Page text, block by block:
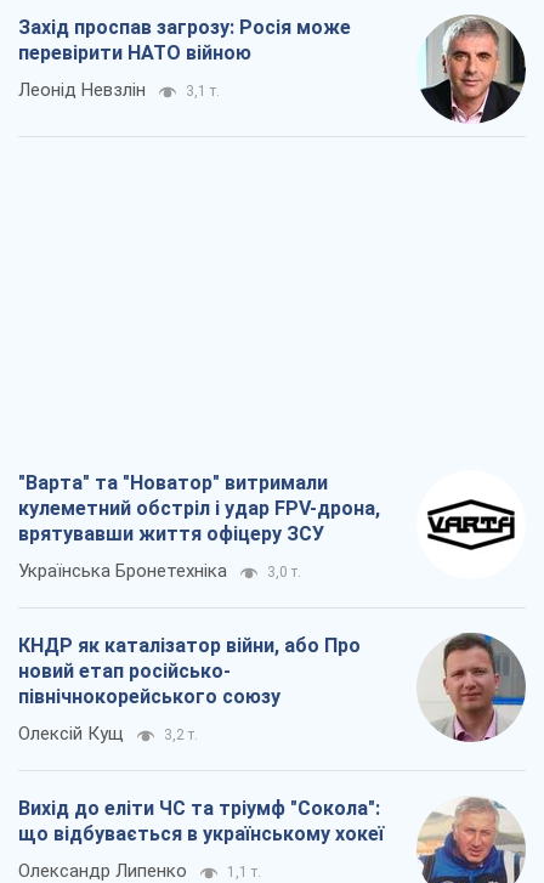
Захід проспав загрозу: Росія може
перевірити НАТО війною
Леонід Невзлін 3,1 т.
"Варта" та "Новатор" витримали
кулеметний обстріл і удар FPV-дрона,
врятувавши життя офіцеру ЗСУ
Українська Бронетехніка 3,0 т.
КНДР як каталізатор війни, або Про
новий етап російсько-
північнокорейського союзу
Олексій Кущ 3,2 т.
Вихід до еліти ЧС та тріумф "Сокола":
що відбувається в українському хокеї
Олександр Липенко 1,1 т.